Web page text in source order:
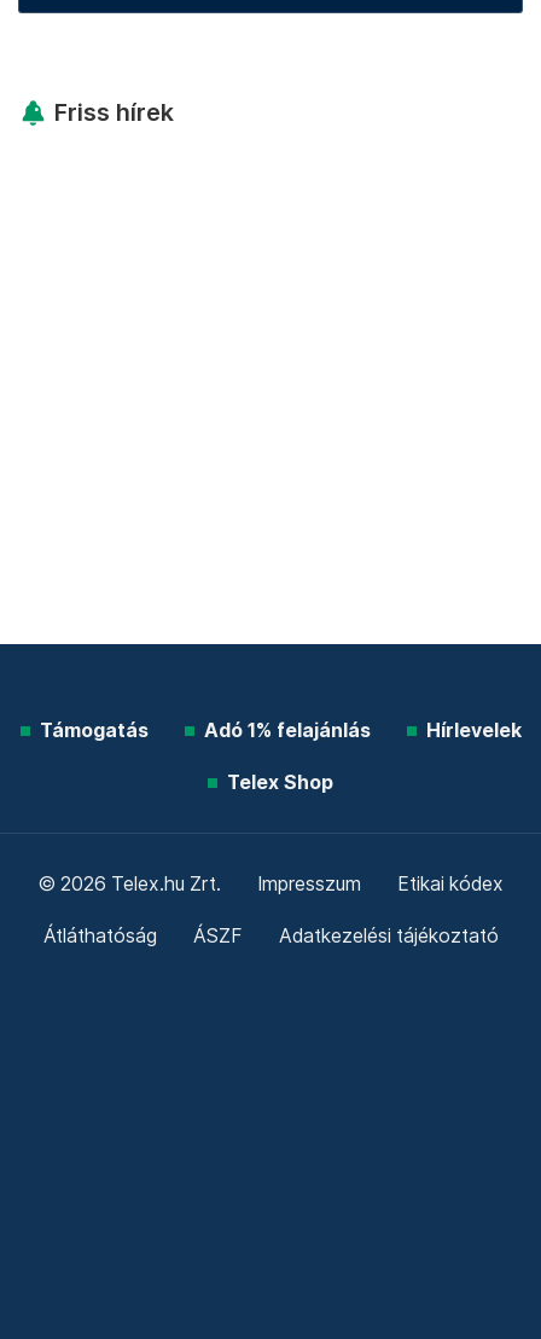
Friss hírek
Támogatás Adó 1% felajánlás Hírlevelek
Telex Shop
© 2026 Telex.hu Zrt. Impresszum Etikai kódex
Átláthatóság ÁSZF Adatkezelési tájékoztató